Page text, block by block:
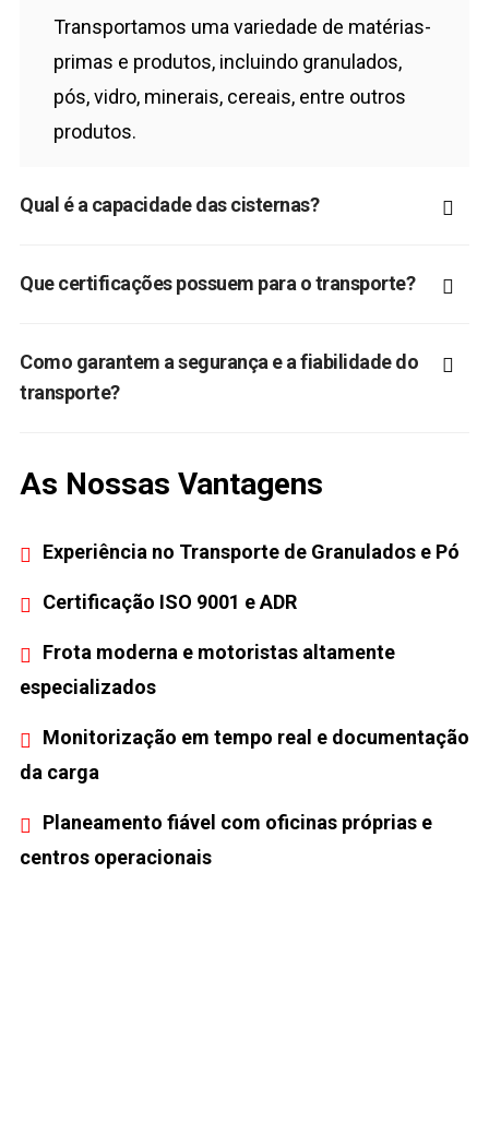
Transportamos uma variedade de matérias-
primas e produtos, incluindo granulados,
pós, vidro, minerais, cereais, entre outros
produtos.
Qual é a capacidade das cisternas?
Que certificações possuem para o transporte?
Como garantem a segurança e a fiabilidade do
transporte?
As Nossas Vantagens
Experiência no Transporte de Granulados e Pó
Certificação ISO 9001 e ADR
Frota moderna e motoristas altamente
especializados
Monitorização em tempo real e documentação
da carga
Planeamento fiável com oficinas próprias e
centros operacionais